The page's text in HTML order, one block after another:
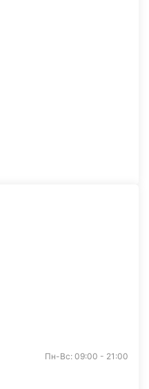
Пн-Вс: 09:00 - 21:00